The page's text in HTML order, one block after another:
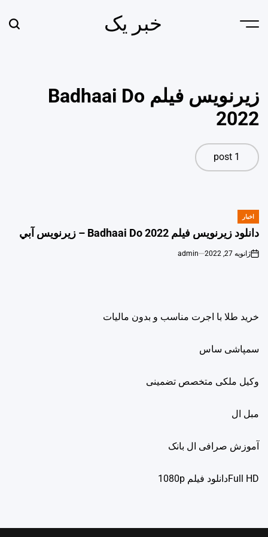
Menu خبر یک
زیرنویس فیلم Badhaai Do
2022
1 post
POSTED
اخبار
دانلود زیرنویس فیلم Badhaai Do 2022 – زيرنويس آبي
ژانویه 27, 2022 admin
خرید طلا با اجرت مناسب و بدون مالیات
سمپاشی ساس
وکیل ملکی متخصص تضمینی
مبل ال
آموزش صرافی ال بانک
Full HDدانلود فيلم 1080p